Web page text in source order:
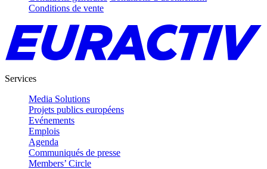
Conditions de vente
Services
Media Solutions
Projets publics européens
Evénements
Emplois
Agenda
Communiqués de presse
Members’ Circle